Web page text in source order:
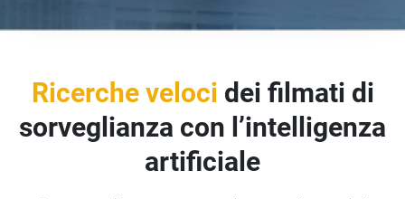
Ricerche veloci dei filmati di
sorveglianza con l’intelligenza
artificiale